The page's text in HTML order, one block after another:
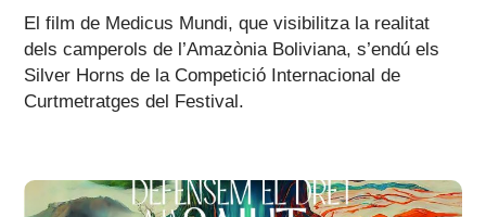
El film de Medicus Mundi, que visibilitza la realitat
dels camperols de l’Amazònia Boliviana, s’endú els
Silver Horns de la Competició Internacional de
Curtmetratges del Festival.